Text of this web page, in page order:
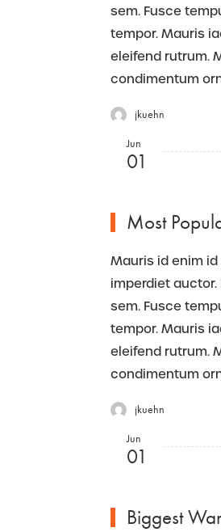
sem. Fusce
tempor. Mauris
eleifend rutrum.
condimentum
jkuehn
Jun
01
Most
Mauris id enim
imperdiet
sem. Fusce
tempor. Mauris
eleifend rutrum.
condimentum
jkuehn
Jun
01
Biggest